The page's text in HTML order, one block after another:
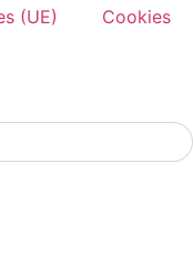
(UE) Cookies